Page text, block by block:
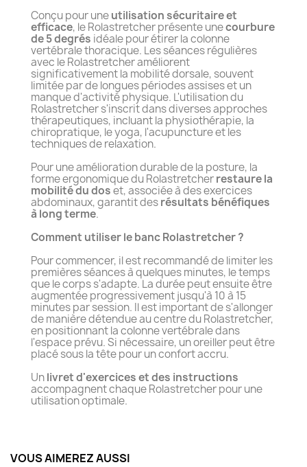
Conçu pour uneutilisation sécuritaire et
efficace, le Rolastretcher présente unecourbure
de 5 degrés idéale pour étirer la colonne
vertébrale thoracique. Les séances régulières
avec le Rolastretcher améliorent
significativement la mobilité dorsale, souvent
limitée par de longues périodes assises et un
manque d'activité physique. L'utilisation du
Rolastretcher s'inscrit dans diverses approches
thérapeutiques, incluant la physiothérapie, la
chiropratique, le yoga, l'acupuncture et les
techniques de relaxation.
Pour une amélioration durable de la posture, la
forme ergonomique du Rolastretcherrestaure la
mobilité du doset, associée à des exercices
abdominaux, garantit desrésultats bénéfiques
à long terme.
Comment utiliser le banc Rolastretcher ?
Pour commencer, il est recommandé de limiter les
premières séances à quelques minutes, le temps
que le corps s'adapte. La durée peut ensuite être
augmentée progressivement jusqu'à 10 à 15
minutes par session. Il est important de s'allonger
de manière détendue au centre du Rolastretcher,
en positionnant la colonne vertébrale dans
l'espace prévu. Si nécessaire, un oreiller peut être
placé sous la tête pour un confort accru.
Unlivret d'exercices et des instructions
accompagnent chaque Rolastretcher pour une
utilisation optimale.
VOUS AIMEREZ AUSSI